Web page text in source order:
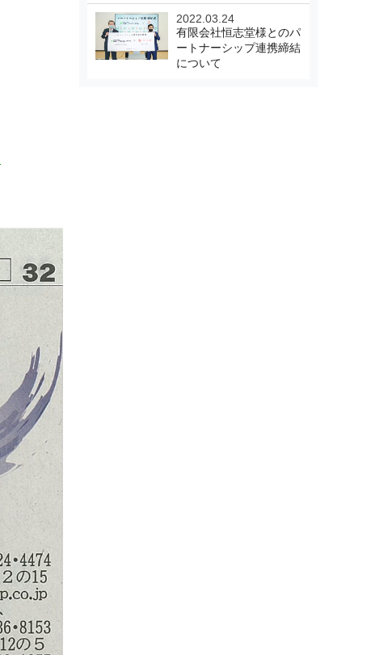
2022.03.24
有限会社恒志堂様とのパ
ートナーシップ連携締結
について